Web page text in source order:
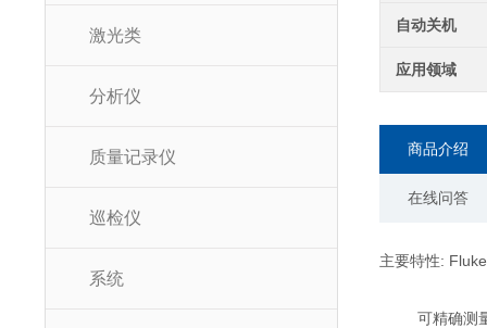
激光类
分析仪
质量记录仪
巡检仪
系统
自动关机
应用领域
商品介绍
在线问答
主要特性:
可精确测